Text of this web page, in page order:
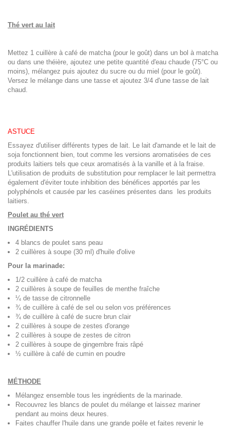
Thé vert au lait
Mettez 1 cuillère à café de matcha (pour le goût) dans un bol à matcha
ou dans une théière, ajoutez une petite quantité d'eau chaude (75°C ou
moins), mélangez puis ajoutez du sucre ou du miel (pour le goût).
Versez le mélange dans une tasse et ajoutez 3/4 d'une tasse de lait
chaud.
ASTUCE
Essayez d'utiliser différents types de lait. Le lait d'amande et le lait de
soja fonctionnent bien, tout comme les versions aromatisées de ces
produits laitiers tels que ceux aromatisés à la vanille et à la fraise.
L'utilisation de produits de substitution pour remplacer le lait permettra
également d'éviter toute inhibition des bénéfices apportés par les
polyphénols et causée par les caséines présentes dans les produits
laitiers.
Poulet au thé vert
INGRÉDIENTS
4 blancs de poulet sans peau
2 cuillères à soupe (30 ml) d'huile d'olive
Pour la marinade:
1/2 cuillère à café de matcha
2 cuillères à soupe de feuilles de menthe fraîche
¼ de tasse de citronnelle
¾ de cuillère à café de sel ou selon vos préférences
¾ de cuillère à café de sucre brun clair
2 cuillères à soupe de zestes d'orange
2 cuillères à soupe de zestes de citron
2 cuillères à soupe de gingembre frais râpé
½ cuillère à café de cumin en poudre
MÉTHODE
Mélangez ensemble tous les ingrédients de la marinade.
Recouvrez les blancs de poulet du mélange et laissez mariner
pendant au moins deux heures.
Faites chauffer l'huile dans une grande poêle et faites revenir le